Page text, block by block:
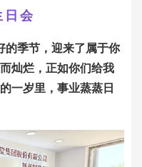
日会
的季节，迎来了属于你
灿烂，正如你们给我
一岁里，事业蒸蒸日